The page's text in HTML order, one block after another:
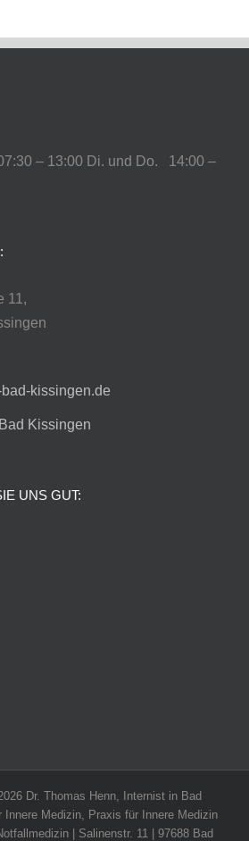
– 13:00 Di. und Do. 14:00 –
11,
kissingen.de
Kissingen
UNS GUT:
Dr. Thomas Henn, Internist in Bad
Innere Medizin, Praxis für Innere Medizin
| Salinenstr. 11 | 97688 Bad